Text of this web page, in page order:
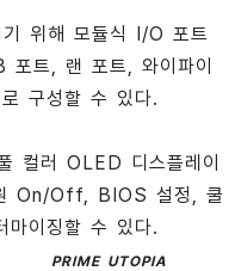
기 위해 모듈식 I/O 포트
포트, 랜 포트, 와이파이
구성할 수 있다.
컬러 OLED 디스플레이
On/Off, BIOS 설정, 쿨
마이징할 수 있다.
PRIME UTOPIA